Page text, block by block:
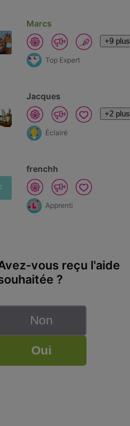
Marcs
+9 plus
Top Expert
Jacques
+2 plus
Éclairé
frenchh
Apprenti
vous reçu l'aide
?
Non
Oui